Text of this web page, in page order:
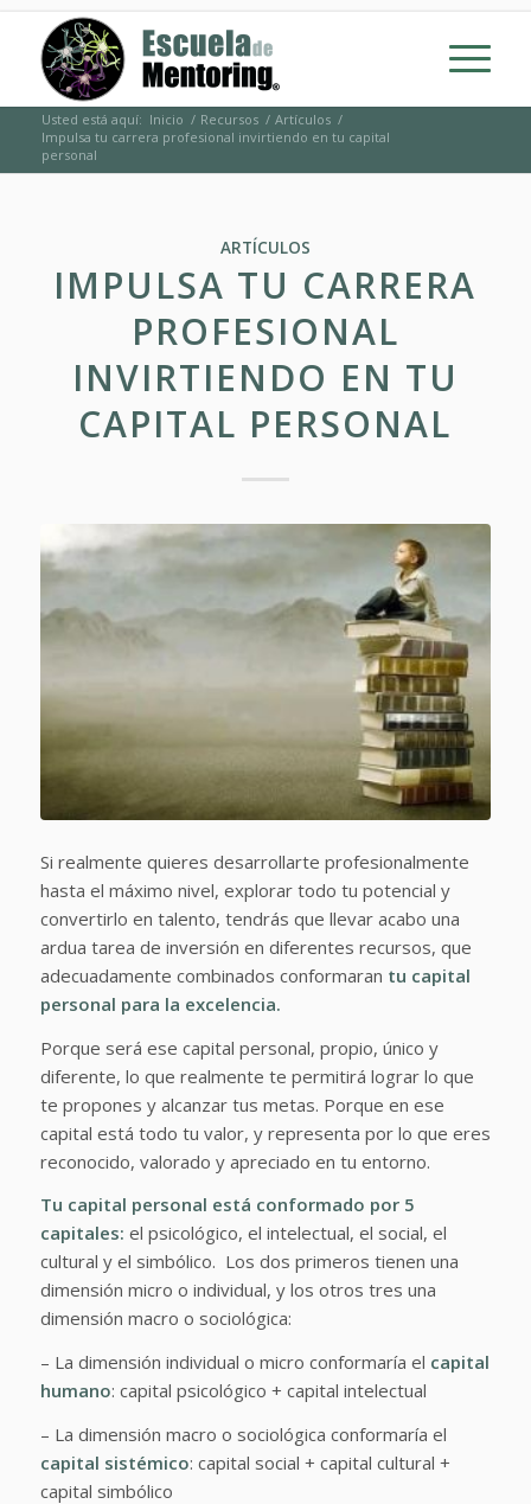
Usted está aquí: Inicio / Recursos / Artículos /
Impulsa tu carrera profesional invirtiendo en tu capital
personal
ARTÍCULOS
IMPULSA TU CARRERA
PROFESIONAL
INVIRTIENDO EN TU
CAPITAL PERSONAL
Si realmente quieres desarrollarte profesionalmente
hasta el máximo nivel, explorar todo tu potencial y
convertirlo en talento, tendrás que llevar acabo una
ardua tarea de inversión en diferentes recursos, que
adecuadamente combinados conformaran tu capital
personal para la excelencia.
Porque será ese capital personal, propio, único y
diferente, lo que realmente te permitirá lograr lo que
te propones y alcanzar tus metas. Porque en ese
capital está todo tu valor, y representa por lo que eres
reconocido, valorado y apreciado en tu entorno.
Tu capital personal está conformado por 5
capitales: el psicológico, el intelectual, el social, el
cultural y el simbólico. Los dos primeros tienen una
dimensión micro o individual, y los otros tres una
dimensión macro o sociológica:
– La dimensión individual o micro conformaría el capital
humano: capital psicológico + capital intelectual
– La dimensión macro o sociológica conformaría el
capital sistémico: capital social + capital cultural +
capital simbólico